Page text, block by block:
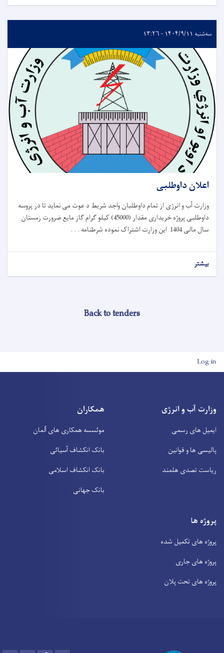
سه‌شنبه ۱۴۰۴/۹/۱۱ - ۱۳:۲۶
اعلان داوطلبی
وزارت آب و انرژی از تمام داوطلبان واجد شریط د عوت می نماید تا در پروسه
داوطلبی پروژه خریداری مقدار (45000) کیلو گرام گاز مایع ضرورت زمستان
سال مالی 1404 این وزارت اشتراک نموده شرطنامه . . .
بیشتر
Back to tenders
User account menu
Log in
وزارت آب و انرژی
ایمیل های رسمی
پالیسی ها و قوانین
ریاست تصدی هلمند
همکاران
موئسسه همکاری های آلمان
بانک انکشاف آسیائی
بانک انکشاف اسلامی
بانک جهانی
پروژه ها
پروژه های تکمیل شده
پروژه های جاری
پروژه های تحت پلان